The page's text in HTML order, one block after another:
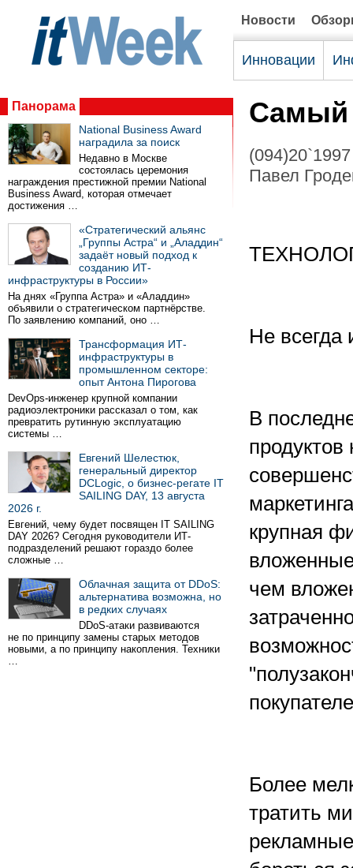
Новости
Инновации
Панорама
National Business Award
наградила за поиск
Недавно в Москве
состоялась церемония
награждения престижной премии National
Business Award, которая отмечает
достижения …
«Стратегический альянс
„Группы Астра“ и „Аладдин“
задаёт новый подход к
созданию ИТ-
инфраструктуры в России»
На днях «Группа Астра» и «Аладдин»
объявили о стратегическом партнёрстве.
По заявлению компаний, оно …
Трансформация ИТ-
инфраструктуры в
промышленном секторе:
опыт Антона Пирогова
DevOps-инженер крупной компании
радиоэлектроники рассказал о том, как
превратить рутинную эксплуатацию
системы …
Евгений Шелестюк,
генеральный директор
DCLogic, о бизнес-регате IT
SAILING DAY, 13 августа
2026 г.
Евгений, чему будет посвящен IT SAILING
DAY 2026? Сегодня руководители ИТ-
подразделений решают гораздо более
сложные …
Облачная защита от DDoS:
альтернатива возможна, но
в редких случаях
DDoS-атаки развиваются
не по принципу замены старых методов
новыми, а по принципу накопления. Техники
…
Самый
(094)20`1997
Павел
Не всегда
В
продуктов
крупная
чем
Более
тратить